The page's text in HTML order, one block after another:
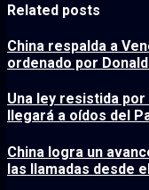
Related posts
China respalda a
ordenado por
Una ley resistida
llegará a oídos del
China logra un
las llamadas desde